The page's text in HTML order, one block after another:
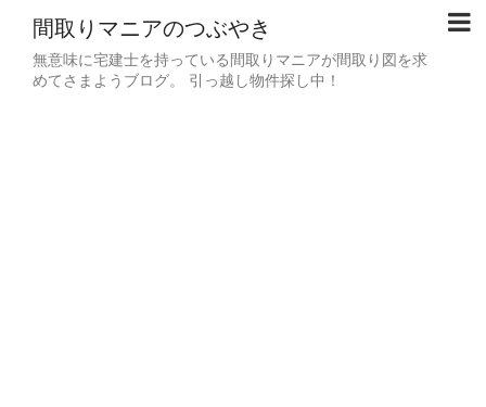
間取りマニアのつぶやき
無意味に宅建士を持っている間取りマニアが間取り図を求
めてさまようブログ。 引っ越し物件探し中！